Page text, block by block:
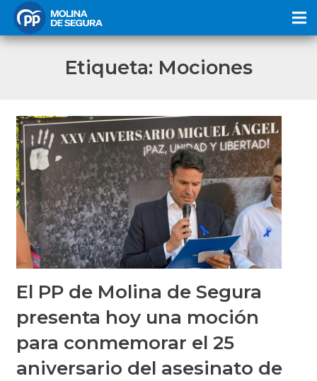
Etiqueta: Mociones
El PP de Molina de Segura
presenta hoy una moción
para conmemorar el 25
aniversario del asesinato de